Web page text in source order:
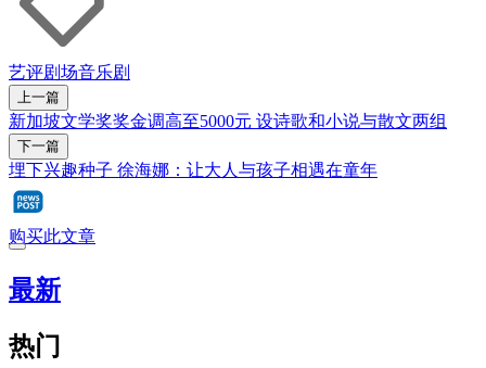
艺评剧场音乐剧
上一篇
新加坡文学奖奖金调高至5000元 设诗歌和小说与散文两组
下一篇
埋下兴趣种子 徐海娜：让大人与孩子相遇在童年
购买此文章
最新
热门